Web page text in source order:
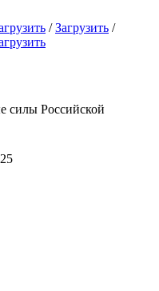
/Загрузить /
силы Российской